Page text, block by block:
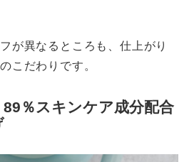
が異なるところも、仕上がり
こだわりです。
％スキンケア成分配合